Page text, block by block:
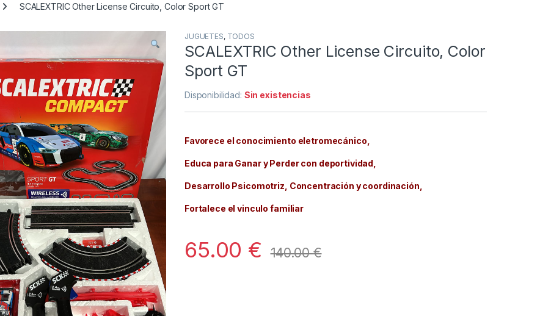
SCALEXTRIC Other License Circuito, Color Sport GT
JUGUETES, TODOS
SCALEXTRIC Other License Circuito, Color
Sport GT
Disponibilidad: Sin existencias
‎Favorece el conocimiento eletromecánico,
Educa para Ganar y Perder con deportividad,
Desarrollo Psicomotriz, Concentración y coordinación,
Fortalece el vinculo familiar
65.00 € 140.00€